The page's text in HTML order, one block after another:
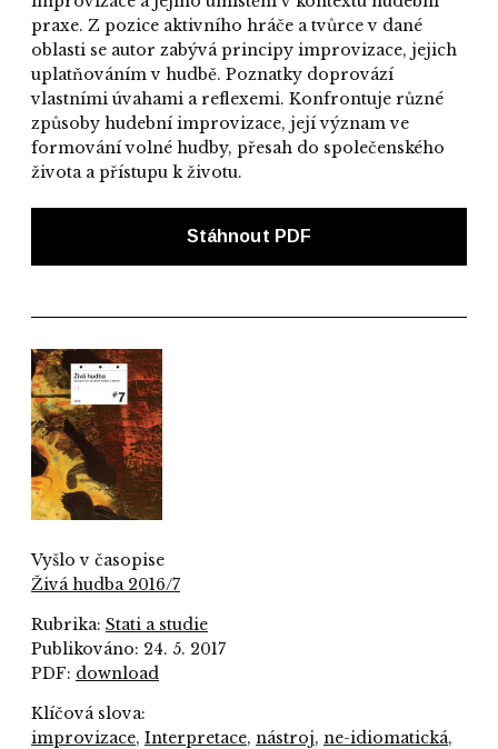
praxe. Z pozice aktivního hráče a tvůrce v dané
oblasti se autor zabývá principy improvizace, jejich
uplatňováním v hudbě. Poznatky doprovází
vlastními úvahami a reflexemi. Konfrontuje různé
způsoby hudební improvizace, její význam ve
formování volné hudby, přesah do společenského
života a přístupu k životu.
Stáhnout PDF
Vyšlo v časopise
Živá hudba 2016/7
Rubrika: Stati a studie
Publikováno: 24. 5. 2017
PDF: download
Klíčová slova:
improvizace, Interpretace, nástroj, ne-idiomatická,